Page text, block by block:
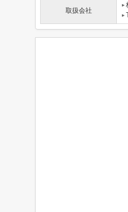
取扱会社